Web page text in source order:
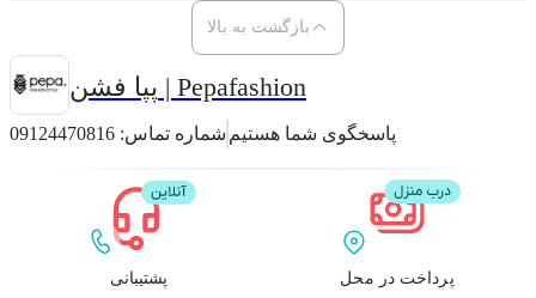
پپا فشن | Pepafashion
شماره تماس: 09124470816 پاسخگوی شما هستیم
بازگشت به بالا
پشتیبانی پرداخت در محل